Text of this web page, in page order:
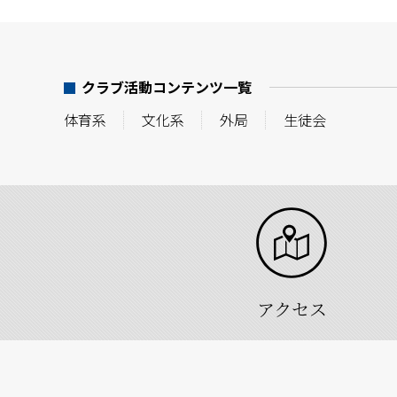
2025.07.14 アジア王者誕生！
全国大会で堂々の
全道大会 男子団
風間杯第68回全
クラブ活動コンテンツ一覧
体育系
文化系 外局 生徒会
アクセス